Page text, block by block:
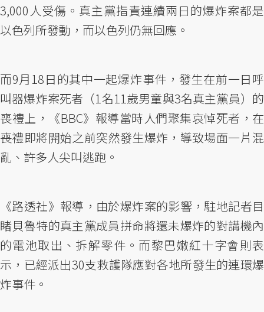
3,000人受傷。真主黨指責連續兩日的爆炸案都是
以色列所發動，而以色列仍無回應。
而9月18日的其中一起爆炸事件，發生在前一日呼
叫器爆炸案死者（1名11歲男童與3名真主黨員）的
喪禮上，《BBC》報導當時人們聚集哀悼死者，在
喪禮即將開始之前突然發生爆炸，導致場面一片混
亂、許多人尖叫逃跑。
《路透社》報導，由於爆炸案的影響，駐地記者目
睹貝魯特的真主黨成員拼命將還未爆炸的對講機內
的電池取出、拆解零件。而黎巴嫩紅十字會則表
示，已經派出30支救護隊應對各地所發生的連環爆
炸事件。